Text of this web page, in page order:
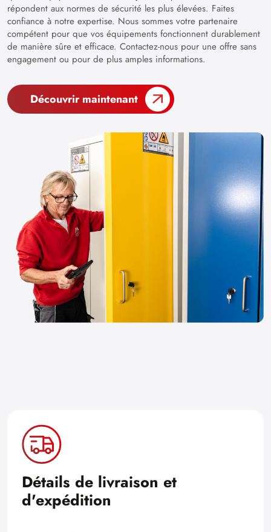
répondent aux normes de sécurité les plus élevées. Faites
confiance à notre expertise. Nous sommes votre partenaire
compétent pour que vos équipements fonctionnent durablement
de manière sûre et efficace. Contactez-nous pour une offre sans
engagement ou pour de plus amples informations.
Découvrir maintenant
Détails de livraison et
d'expédition